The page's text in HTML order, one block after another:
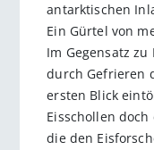
antarktischen
Ein Gürtel von
Im Gegensatz
durch Gefrieren
ersten Blick
Eisschollen
die den